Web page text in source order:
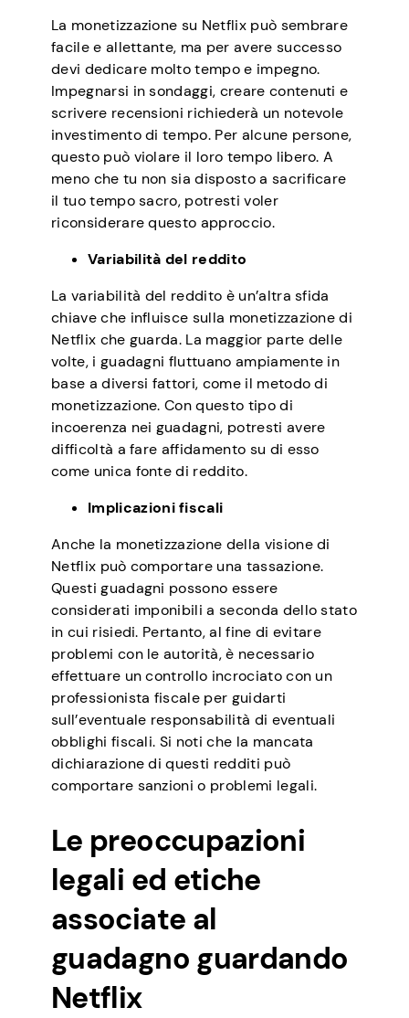
La monetizzazione su Netflix può sembrare
facile e allettante, ma per avere successo
devi dedicare molto tempo e impegno.
Impegnarsi in sondaggi, creare contenuti e
scrivere recensioni richiederà un notevole
investimento di tempo. Per alcune persone,
questo può violare il loro tempo libero. A
meno che tu non sia disposto a sacrificare
il tuo tempo sacro, potresti voler
riconsiderare questo approccio.
Variabilità del reddito
La variabilità del reddito è un’altra sfida
chiave che influisce sulla monetizzazione di
Netflix che guarda. La maggior parte delle
volte, i guadagni fluttuano ampiamente in
base a diversi fattori, come il metodo di
monetizzazione. Con questo tipo di
incoerenza nei guadagni, potresti avere
difficoltà a fare affidamento su di esso
come unica fonte di reddito.
Implicazioni fiscali
Anche la monetizzazione della visione di
Netflix può comportare una tassazione.
Questi guadagni possono essere
considerati imponibili a seconda dello stato
in cui risiedi. Pertanto, al fine di evitare
problemi con le autorità, è necessario
effettuare un controllo incrociato con un
professionista fiscale per guidarti
sull’eventuale responsabilità di eventuali
obblighi fiscali. Si noti che la mancata
dichiarazione di questi redditi può
comportare sanzioni o problemi legali.
Le preoccupazioni
legali ed etiche
associate al
guadagno guardando
Netflix